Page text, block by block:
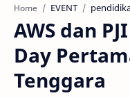
Home EVENT
AWS dan
Day
Tenggara